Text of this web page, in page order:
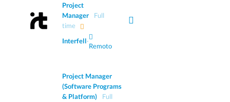
Project
Manager
Full
time
Interfell·
Remoto
Project Manager
(Software Programs
& Platform)
Full